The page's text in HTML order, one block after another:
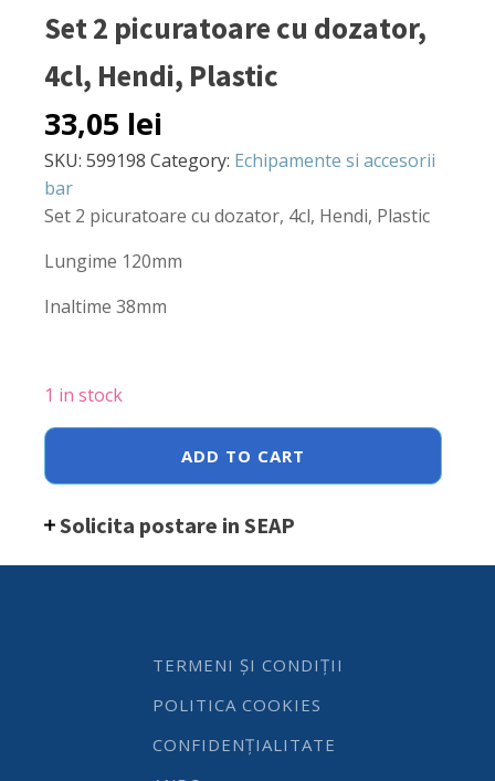
Set 2 picuratoare cu dozator,
4cl, Hendi, Plastic
33,05 lei
SKU: 599198 Category: Echipamente si accesorii
bar
Set 2 picuratoare cu dozator, 4cl, Hendi, Plastic
Lungime 120mm
Inaltime 38mm
1 in stock
picuratoare
dozator,
ADD TO CART
Solicita postare in SEAP
TERMENI ȘI CONDIȚII
POLITICA COOKIES
CONFIDENȚIALITATE